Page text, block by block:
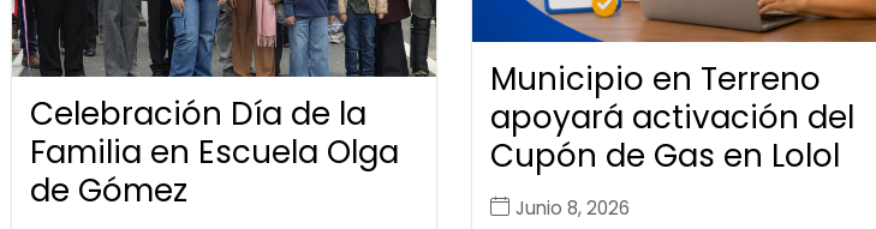
Celebración Día de la
Familia en Escuela Olga
de Gómez
Municipio en Terreno
apoyará activación del
Cupón de Gas en Lolol
Junio 8, 2026